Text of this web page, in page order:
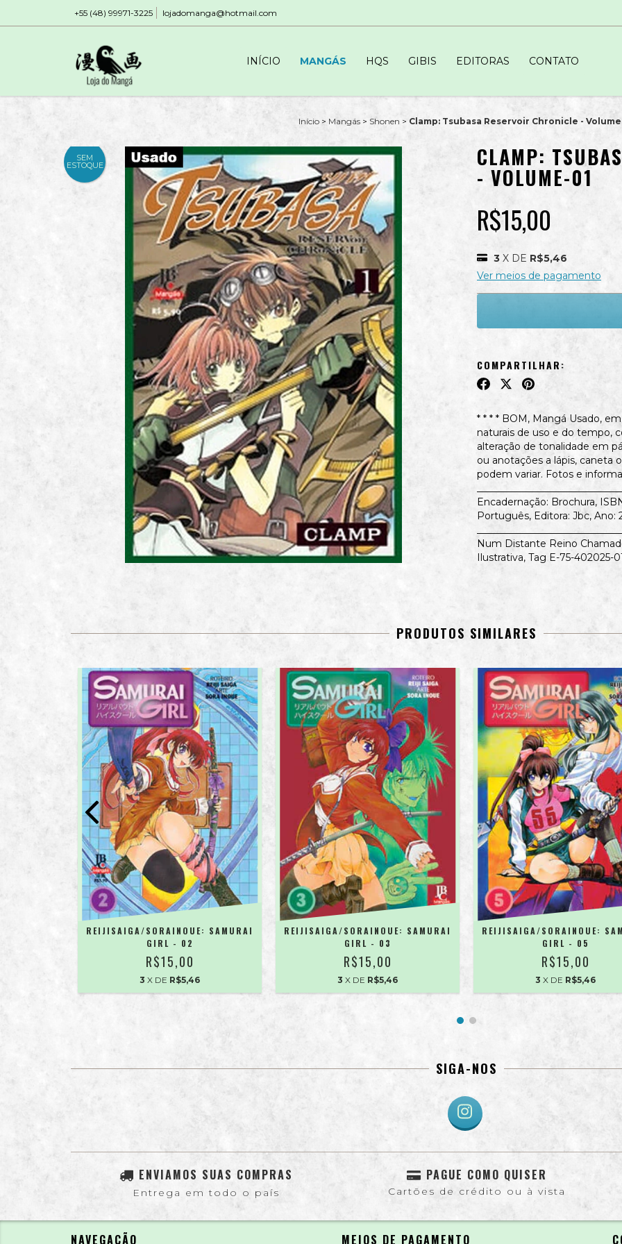
+55 (48) 99971-3225 lojadomanga@hotmail.com
INÍCIO MANGÁS HQS GIBIS EDITORAS CONTATO
Início > Mangás > Shonen > Clamp: Tsubasa Reservoir Chronicle -
SEM
ESTOQUE CLAMP:
- VOLUME-01
R$15,00
3 X DE R$5,46
Ver meios de pagamento
COMPARTILHAR:
* * * * BOM, Mangá Usado,
naturais de uso e do tempo,
alteração de tonalidade em
ou anotações a lápis, caneta
podem variar. Fotos e
Encadernação: Brochura,
Português, Editora: Jbc, Ano:
Num Distante Reino
Ilustrativa, Tag E-75-402025-
PRODUTOS SIMILARES
REIJISAIGA/SORAINOUE: SAMURAI
GIRL - 02
R$15,00
3 X DE R$5,46
REIJISAIGA/SORAINOUE: SAMURAI
GIRL - 03
R$15,00
3 X DE R$5,46
REIJISAIGA/SORAINOUE:
GIRL - 05
R$15,00
3 X DE R$5,46
SIGA-NOS
ENVIAMOS SUAS COMPRAS
Entrega em todo o país
PAGUE COMO QUISER
Cartões de crédito ou à vista
NAVEGAÇÃO MEIOS DE PAGAMENTO